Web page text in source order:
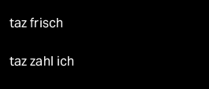
taz frisch
taz zahl ich